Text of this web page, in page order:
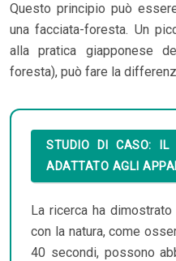
Questo principio può
una facciata-foresta. Un
alla pratica giapponese
foresta), può fare la
STUDIO DI CASO: IL
ADATTATO AGLI
La ricerca ha
con la natura, come
40 secondi, possono